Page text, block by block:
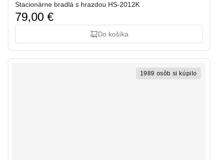
Stacionárne bradlá s hrazdou HS-2012K
79,00 €
Do košíka
1989 osôb si kúpilo